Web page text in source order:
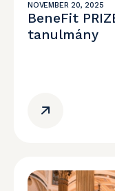
NOVEMBER 20, 2025
BeneFit
tanulmány